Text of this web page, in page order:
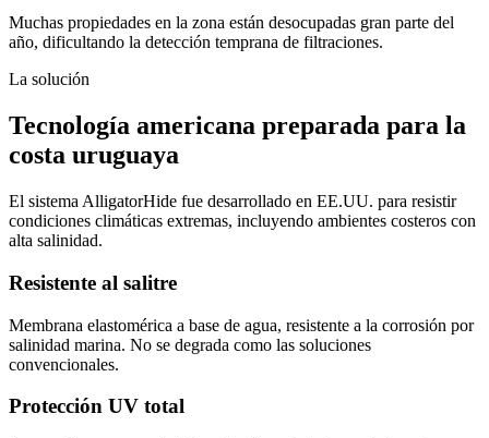
Muchas propiedades en la zona están desocupadas gran parte del
año, dificultando la detección temprana de filtraciones.
La solución
Tecnología americana preparada para la
costa uruguaya
El sistema AlligatorHide fue desarrollado en EE.UU. para resistir
condiciones climáticas extremas, incluyendo ambientes costeros con
alta salinidad.
Resistente al salitre
Membrana elastomérica a base de agua, resistente a la corrosión por
salinidad marina. No se degrada como las soluciones
convencionales.
Protección UV total